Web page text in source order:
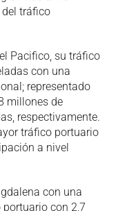
tráfico
Pacifico, su tráfico
con una
representado
millones de
respectivamente.
tráfico portuario
a nivel
con una
con 2,7